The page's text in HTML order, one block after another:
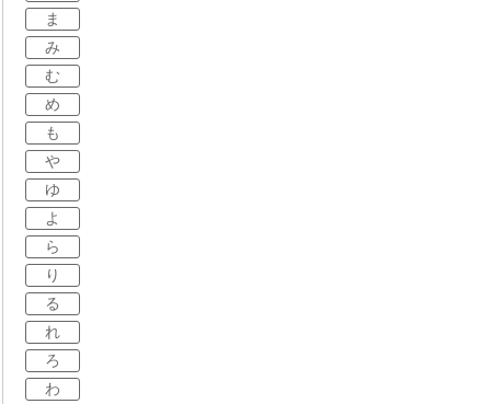
ま
み
む
め
も
や
ゆ
よ
ら
り
る
れ
ろ
わ